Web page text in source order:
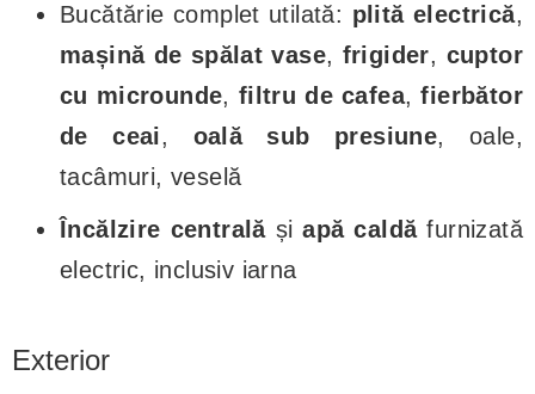
Bucătărie complet utilată: plită electrică,
mașină de spălat vase, frigider, cuptor
cu microunde, filtru de cafea,fierbător
de ceai, oală sub presiune, oale,
tacâmuri, veselă
Încălzire centralășiapă caldăfurnizată
electric, inclusiv iarna
Exterior